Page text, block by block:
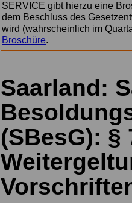
SERVICE gibt hierzu eine
dem Beschluss des
wird (wahrscheinlich im
Broschüre.
Saarland:
(SBesG): §